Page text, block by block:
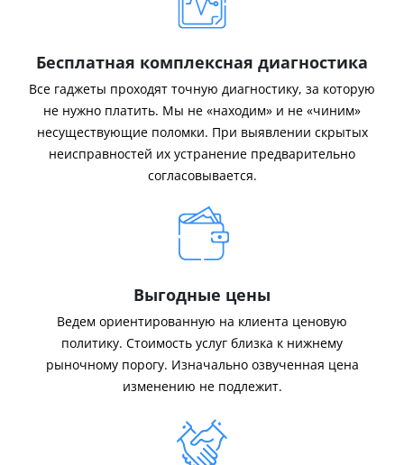
Бесплатная комплексная диагностика
Все гаджеты проходят точную диагностику, за которую
не нужно платить. Мы не «находим» и не «чиним»
несуществующие поломки. При выявлении скрытых
неисправностей их устранение предварительно
согласовывается.
Выгодные цены
Ведем ориентированную на клиента ценовую
политику. Стоимость услуг близка к нижнему
рыночному порогу. Изначально озвученная цена
изменению не подлежит.